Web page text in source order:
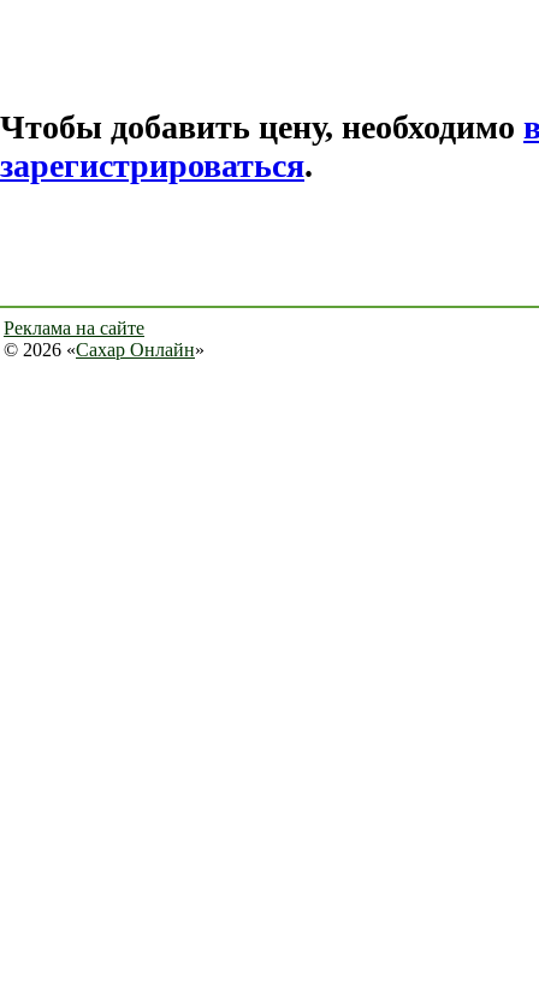
Чтобы добавить цену, необходимо
зарегистрироваться.
Реклама на сайте
© 2026 «Сахар Онлайн»